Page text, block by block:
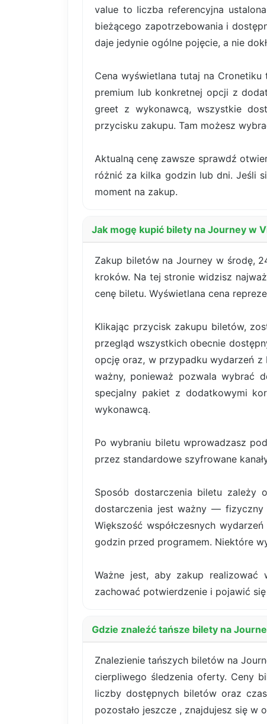
value to liczba referencyjna
bieżącego zapotrzebowania i
daje jedynie ogólne pojęcie, a nie
Cena wyświetlana tutaj na
premium lub konkretnej opcji z
greet z wykonawcą, wszystkie
przycisku zakupu. Tam możesz
Aktualną cenę zawsze sprawdź
różnić za kilka godzin lub dni. Jeśli
moment na zakup.
Jak mogę kupić bilety na Journey w
Zakup biletów na Journey w środę,
kroków. Na tej stronie widzisz
cenę biletu. Wyświetlana cena
Klikając przycisk zakupu biletów,
przegląd wszystkich obecnie
opcję oraz, w przypadku wydarzeń z
ważny, ponieważ pozwala wybrać
specjalny pakiet z dodatkowymi
wykonawcą.
Po wybraniu biletu wprowadzasz
przez standardowe szyfrowane
Sposób dostarczenia biletu zależy
dostarczenia jest ważny — fizyczny
Większość współczesnych
godzin przed programem. Niektóre
Ważne jest, aby zakup realizować
zachować potwierdzenie i pojawić
Gdzie znaleźć tańsze bilety na
Znalezienie tańszych biletów na
cierpliwego śledzenia oferty. Ceny
liczby dostępnych biletów oraz
pozostało jeszcze , znajdujesz się w